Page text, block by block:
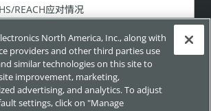
REACH应对情况
物质的法规法令 以及本公司应对这些法规
North America, Inc., along with
providers and other third parties use
similar technologies on this site to
improvement, marketing,
advertising, and analytics. To adjust
settings, click on "Manage